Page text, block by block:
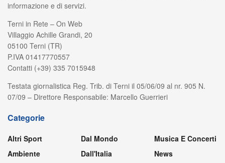
informazione e di servizi.
Terni in Rete – On Web
Villaggio Achille Grandi, 20
05100 Terni (TR)
P.IVA 01417770557
Contatti (+39) 335 7015948
Testata giornalistica Reg. Trib. di Terni il 05/06/09 al nr. 905 N.
07/09 – Direttore Responsabile: Marcello Guerrieri
Categorie
Altri Sport
Ambiente
Dal Mondo
Dall'Italia
Musica E Concerti
News